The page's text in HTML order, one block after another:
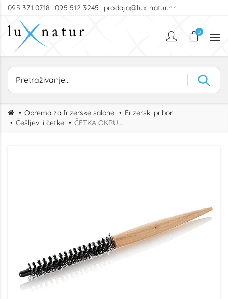
095 371 0718 095 512 3245 prodaja@lux-natur.hr
0
Oprema za frizerske salone
Frizerski pribor
Češljevi i četke
ČETKA OKRUGLA NAJLON 16mm